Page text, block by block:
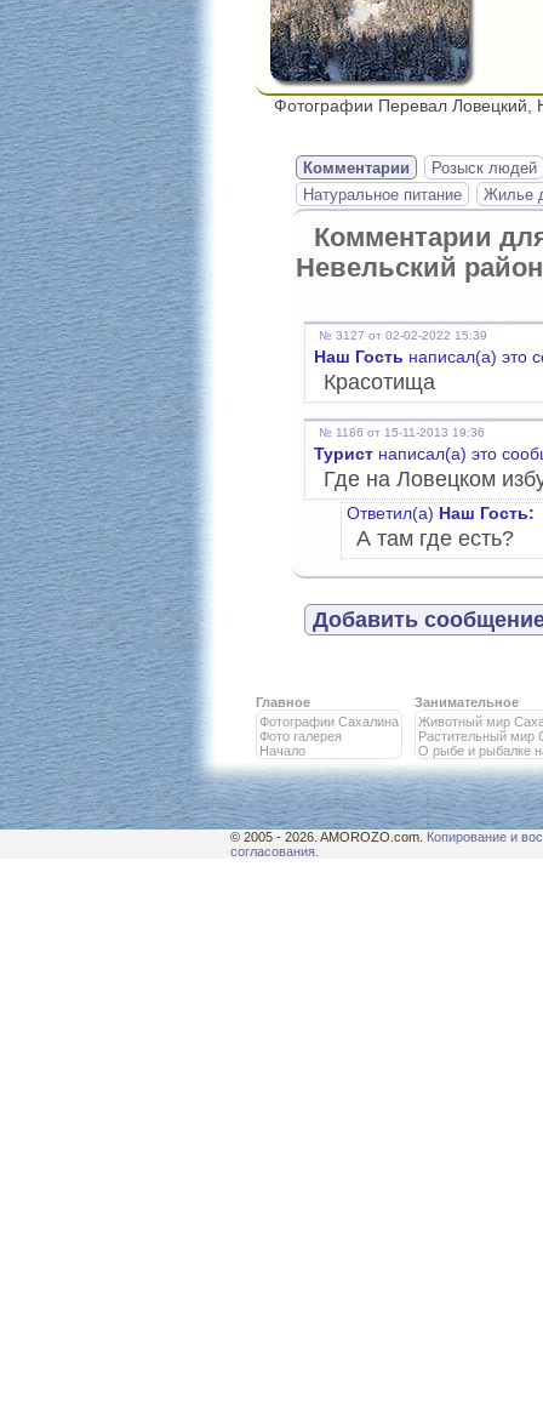
Фотографии Перевал Ловецкий,
Комментарии
Розыск людей
Натуральное питание
Жилье
Комментарии
Невельский район
№ 3127 от 02-02-2022 15:39
Наш Гость написал(а) это
Красотища
№ 1186 от 15-11-2013 19:36
Турист написал(а) это
Где на Ловецком
Ответил(а) Наш Гость:
А там где есть?
Добавить
Главное
Фотографии Сахалина
Фото галерея
Начало
Занимательное
Животный мир
Растительный мир
О рыбе и рыбалке
© 2005 - 2026. AMOROZO.com. Копирование и
согласования.